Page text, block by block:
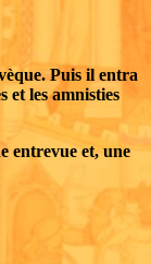
Puis il entra
et les amnisties
entrevue et, une